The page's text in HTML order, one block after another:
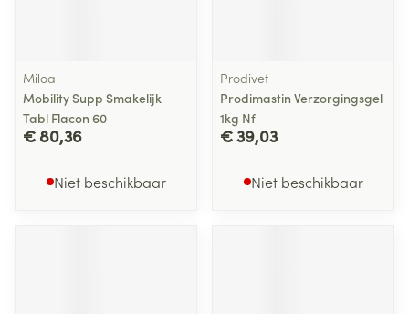
Miloa
Mobility Supp Smakelijk
Tabl Flacon 60
€ 80,36
Niet beschikbaar
Prodivet
Prodimastin Verzorgingsgel
1kg Nf
€ 39,03
Niet beschikbaar